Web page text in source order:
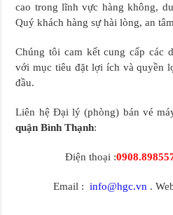
cao trong lĩnh vực hàng không,
Quý khách hàng sự hài lòng, an
Chúng tôi cam kết cung cấp các
với mục tiêu đặt lợi ích và quyền
đầu.
Liên hệ Đại lý (phòng) bán vé
quận Bình Thạnh:
Điện thoại :
Email : info@hgc.vn .